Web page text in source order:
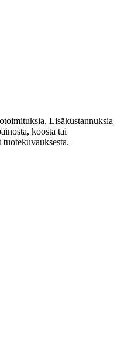
Lisäkustannuksia
koosta tai